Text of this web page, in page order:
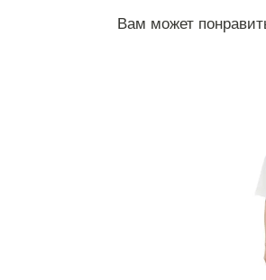
Вам может